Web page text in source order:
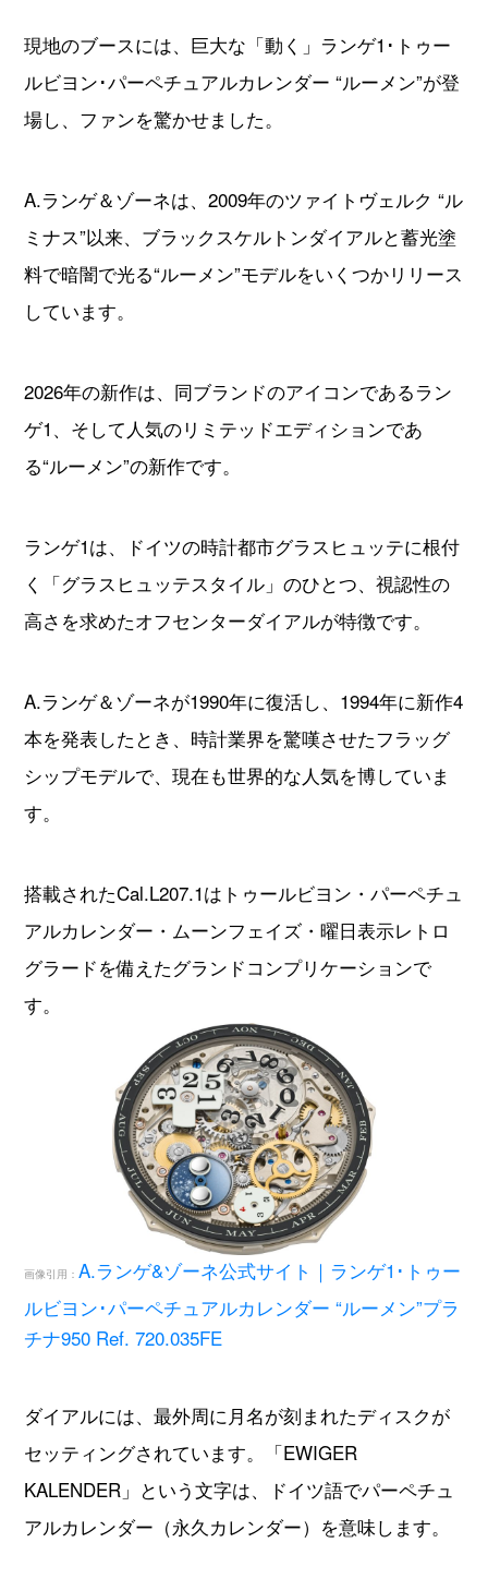
現地のブースには、巨大な「動く」ランゲ1･トゥー
ルビヨン･パーペチュアルカレンダー “ルーメン”が登
場し、ファンを驚かせました。
A.ランゲ＆ゾーネは、2009年のツァイトヴェルク “ル
ミナス”以来、ブラックスケルトンダイアルと蓄光塗
料で暗闇で光る“ルーメン”モデルをいくつかリリース
しています。
2026年の新作は、同ブランドのアイコンであるラン
ゲ1、そして人気のリミテッドエディションであ
る“ルーメン”の新作です。
ランゲ1は、ドイツの時計都市グラスヒュッテに根付
く「グラスヒュッテスタイル」のひとつ、視認性の
高さを求めたオフセンターダイアルが特徴です。
A.ランゲ＆ゾーネが1990年に復活し、1994年に新作4
本を発表したとき、時計業界を驚嘆させたフラッグ
シップモデルで、現在も世界的な人気を博していま
す。
搭載されたCal.L207.1はトゥールビヨン・パーペチュ
アルカレンダー・ムーンフェイズ・曜日表示レトロ
グラードを備えたグランドコンプリケーションで
す。
画像引用： A.ランゲ&ゾーネ公式サイト｜ランゲ1･トゥー
ルビヨン･パーペチュアルカレンダー “ルーメン”プラ
チナ950 Ref. 720.035FE
ダイアルには、最外周に月名が刻まれたディスクが
セッティングされています。「EWIGER
KALENDER」という文字は、ドイツ語でパーペチュ
アルカレンダー（永久カレンダー）を意味します。